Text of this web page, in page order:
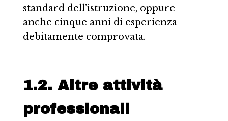
standard dell’istruzione, oppure
anche cinque anni di esperienza
debitamente comprovata.
1.2. Altre attività
professionali